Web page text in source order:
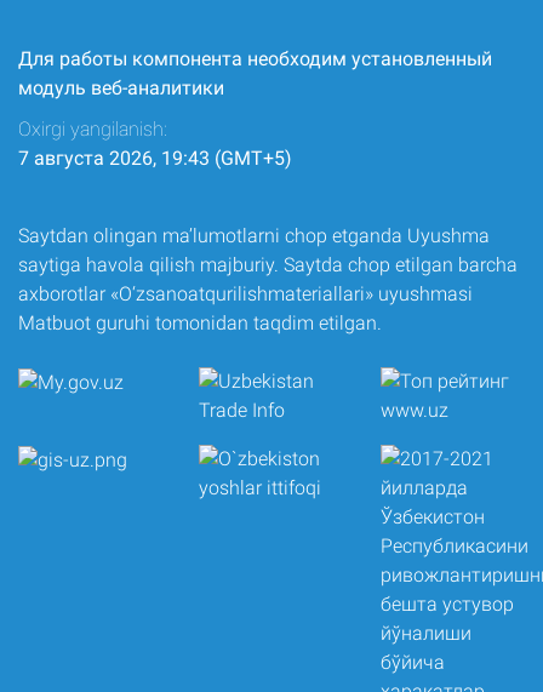
Для работы компонента необходим установленный
модуль веб-аналитики
Oxirgi yangilanish:
7 августа 2026, 19:43 (GMT+5)
Saytdan olingan ma’lumotlarni chop etganda Uyushma
saytiga havola qilish majburiy. Saytda chop etilgan barcha
axborotlar «O‘zsanoatqurilishmateriallari» uyushmasi
Matbuot guruhi tomonidan taqdim etilgan.